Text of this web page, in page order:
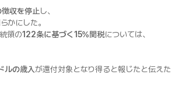
徴収を停止し、
かにした。
領の122条に基づく15%関税については、
ルの歳入が還付対象となり得ると報じたと伝えた